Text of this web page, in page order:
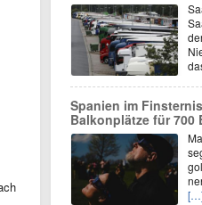
Spanien im
Balkonplätze für 700